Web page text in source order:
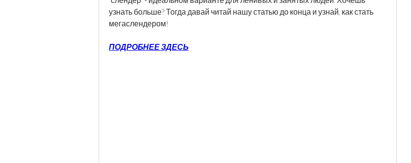
узнать больше? Тогда давай читай нашу статью до конца и узнай, как стать
мегаслендером!
ПОДРОБНЕЕ ЗДЕСЬ